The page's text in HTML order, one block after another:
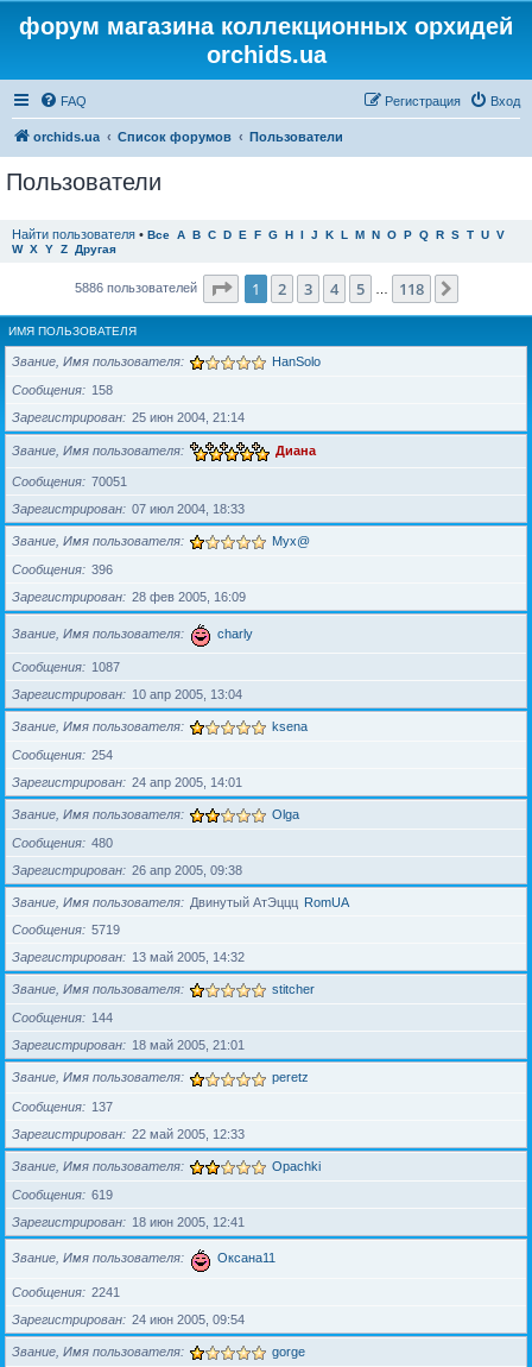
форум магазина коллекционных орхидей
orchids.ua
FAQ Вход
Регистрация
orchids.ua Список форумов Пользователи
Пользователи
Найти пользователя • Все A B C D E F G H I J K L M N O P Q R S T U V
W X Y Z Другая
5886 пользователей Страница из 118
1 2 3 4 5 118
ИМЯ ПОЛЬЗОВАТЕЛЯ
Звание, Имя пользователя HanSolo
Сообщения
158
Зарегистрирован
25 июн 2004, 21:14
Звание, Имя пользователя Диана
Сообщения
70051
Зарегистрирован
07 июл 2004, 18:33
Звание, Имя пользователя Myx@
Сообщения
396
Зарегистрирован
28 фев 2005, 16:09
Звание, Имя пользователя charly
Сообщения
1087
Зарегистрирован
10 апр 2005, 13:04
Звание, Имя пользователя ksena
Сообщения
254
Зарегистрирован
24 апр 2005, 14:01
Звание, Имя пользователя Olga
Сообщения
480
Зарегистрирован
26 апр 2005, 09:38
Звание, Имя пользователя Двинутый АтЭццц RomUA
Сообщения
5719
Зарегистрирован
13 май 2005, 14:32
Звание, Имя пользователя stitcher
Сообщения
144
Зарегистрирован
18 май 2005, 21:01
Звание, Имя пользователя peretz
Сообщения
137
Зарегистрирован
22 май 2005, 12:33
Звание, Имя пользователя Opachki
Сообщения
619
Зарегистрирован
18 июн 2005, 12:41
Звание, Имя пользователя Оксана11
Сообщения
2241
Зарегистрирован
24 июн 2005, 09:54
Звание, Имя пользователя gorge